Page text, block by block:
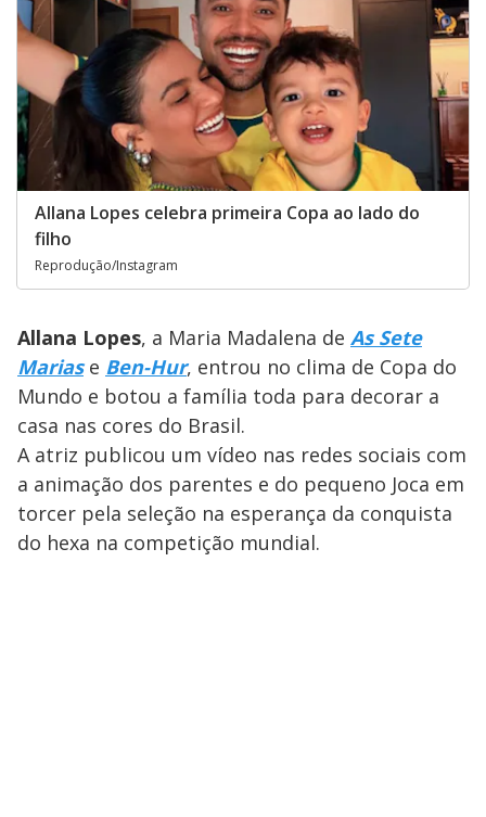
Allana Lopes celebra primeira Copa ao lado do
filho
Reprodução/Instagram
Allana Lopes, a Maria Madalena de As Sete
Mariase Ben-Hur, entrou no clima de Copa do
Mundo e botou a família toda para decorar a
casa nas cores do Brasil.
A atriz publicou um vídeo nas redes sociais com
a animação dos parentes e do pequeno Joca em
torcer pela seleção na esperança da conquista
do hexa na competição mundial.